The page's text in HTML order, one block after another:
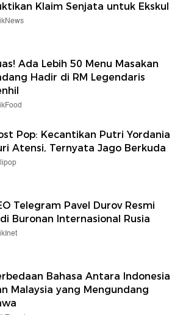
Klaim Senjata untuk Ekskul
Ada Lebih 50 Menu Masakan
Hadir di RM Legendaris
Pop: Kecantikan Putri Yordania
Atensi, Ternyata Jago Berkuda
Telegram Pavel Durov Resmi
Buronan Internasional Rusia
Bahasa Antara Indonesia
Malaysia yang Mengundang